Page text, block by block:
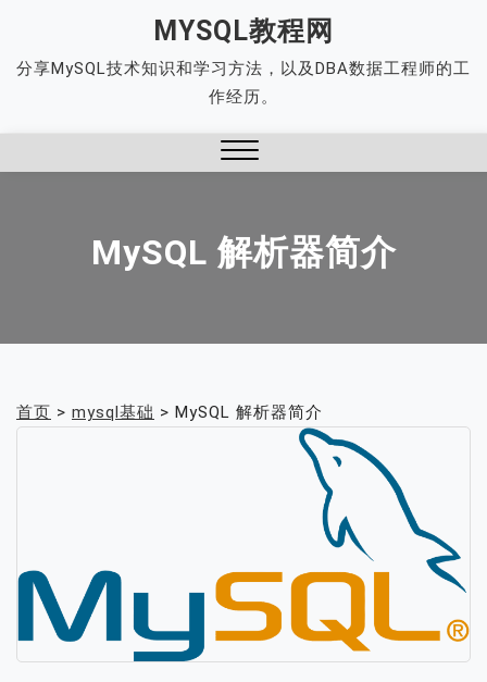
content
MYSQL教程网
分享MySQL技术知识和学习方法，以及DBA数据工程师的工
作经历。
MySQL 解析器简介
首页 > mysql基础 > MySQL 解析器简介